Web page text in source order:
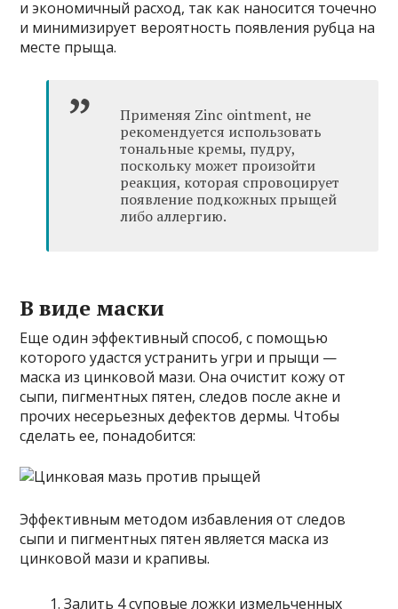
и экономичный расход, так как наносится точечно
и минимизирует вероятность появления рубца на
месте прыща.
Применяя Zinc ointment, не
рекомендуется использовать
тональные кремы, пудру,
поскольку может произойти
реакция, которая спровоцирует
появление подкожных прыщей
либо аллергию.
В виде маски
Еще один эффективный способ, с помощью
которого удастся устранить угри и прыщи —
маска из цинковой мази. Она очистит кожу от
сыпи, пигментных пятен, следов после акне и
прочих несерьезных дефектов дермы. Чтобы
сделать ее, понадобится:
Эффективным методом избавления от следов
сыпи и пигментных пятен является маска из
цинковой мази и крапивы.
Залить 4 суповые ложки измельченных